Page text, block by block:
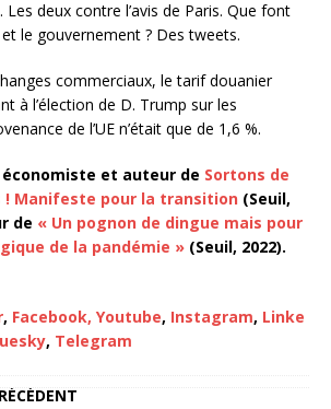
deux contre l’avis de Paris. Que font
le gouvernement ? Des tweets.
commerciaux, le tarif douanier
à l’élection de D. Trump sur les
de l’UE n’était que de 1,6 %.
économiste et auteur de Sortons de
! Manifeste pour la transition (Seuil,
de « Un pognon de dingue mais pour
de la pandémie » (Seuil, 2022).
, Facebook, Youtube, Instagram, Linke
, Telegram